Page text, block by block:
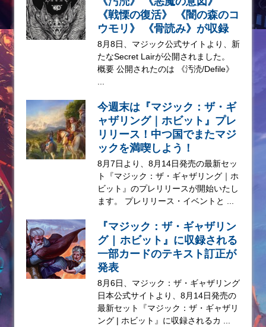
《戦慄の復活》 《闇の森のコ
ウモリ》 《骨読み》が収録
8月8日、マジック公式サイトより、新
たなSecret Lairが公開されました。
概要 公開されたのは 《汚涜/Defile》
今週末は『マジック：ザ・ギ
ャザリング｜ホビット』プレ
リリース！中つ国でまたマジ
ックを満喫しよう！
8月7日より、8月14日発売の最新セッ
ト『マジック：ザ・ギャザリング｜ホ
ビット』のプレリリースが開始いたし
ます。 プレリリース・イベントと ...
『マジック：ザ・ギャザリン
グ | ホビット』に収録される
一部カードのテキスト訂正が
発表
8月6日、マジック：ザ・ギャザリング
日本公式サイトより、8月14日発売の
最新セット『マジック：ザ・ギャザリ
ング | ホビット』に収録されるカ ...